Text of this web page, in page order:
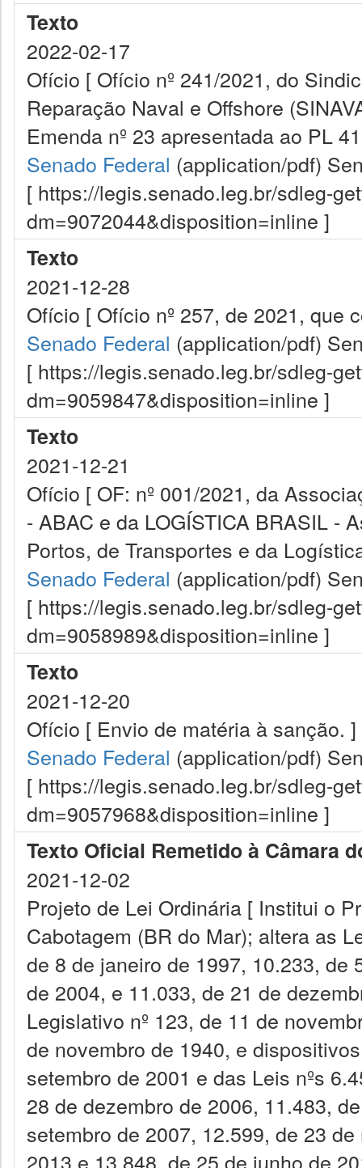
Texto
2022-02-17
Ofício [ Ofício nº 241/2021, do
Reparação Naval e Offshore
Emenda nº 23 apresentada ao PL
Senado Federal (application/pdf)
[ https://legis.senado.leg.br/sdleg-
dm=9072044&disposition=inline ]
Texto
2021-12-28
Ofício [ Ofício nº 257, de 2021, que
Senado Federal (application/pdf)
[ https://legis.senado.leg.br/sdleg-
dm=9059847&disposition=inline ]
Texto
2021-12-21
Ofício [ OF: nº 001/2021, da
- ABAC e da LOGÍSTICA BRASIL -
Portos, de Transportes e da
Senado Federal (application/pdf)
[ https://legis.senado.leg.br/sdleg-
dm=9058989&disposition=inline ]
Texto
2021-12-20
Ofício [ Envio de matéria à sanção. ]
Senado Federal (application/pdf)
[ https://legis.senado.leg.br/sdleg-
dm=9057968&disposition=inline ]
Texto Oficial Remetido à Câmara
2021-12-02
Projeto de Lei Ordinária [ Institui o
Cabotagem (BR do Mar); altera as
de 8 de janeiro de 1997, 10.233, de
de 2004, e 11.033, de 21 de
Legislativo nº 123, de 11 de
de novembro de 1940, e
setembro de 2001 e das Leis nºs
28 de dezembro de 2006, 11.483,
setembro de 2007, 12.599, de 23
2013 e 13.848, de 25 de junho de